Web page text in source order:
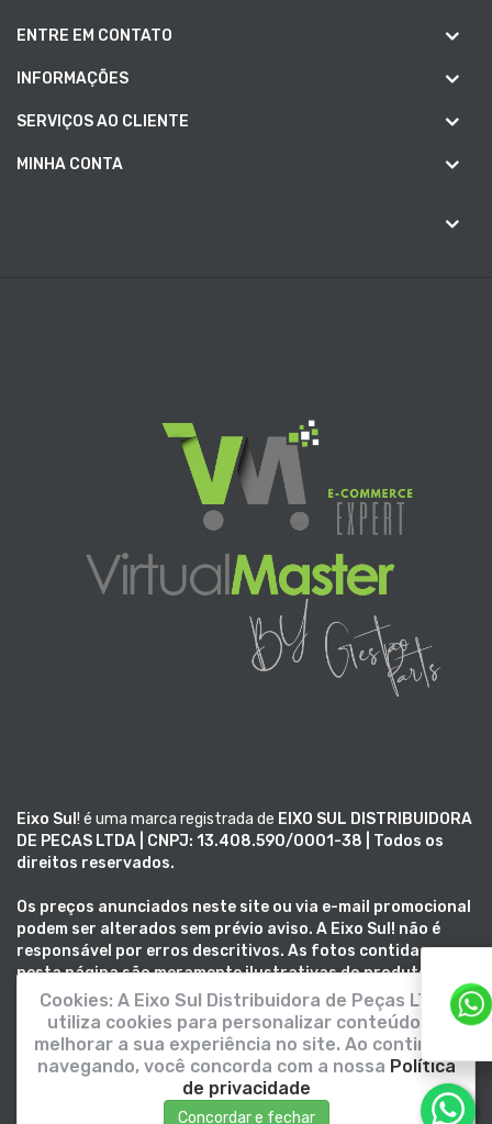
ENTRE EM CONTATO
INFORMAÇÕES
SERVIÇOS AO CLIENTE
MINHA CONTA
Eixo Sul ! é uma marca registrada de EIXO SUL DISTRIBUIDORA
DE PECAS LTDA | CNPJ: 13.408.590/0001-38 | Todos os
direitos reservados.
Os preços anunciados neste site ou via e-mail promocional
podem ser alterados sem prévio aviso. A Eixo Sul! não é
responsável por erros descritivos. As fotos contidas
nesta página são meramente ilustrativas do produto e
podem variar de acordo com o fornecedor/lote do
fabricante.Este site trabalha totalmente em criptografia
SSL.
Cookies: A Eixo Sul Distribuidora de Peças LTDA
utiliza cookies para personalizar conteúdos e
melhorar a sua experiência no site. Ao continuar
navegando, você concorda com a nossa Política
de privacidade
Concordar e fechar